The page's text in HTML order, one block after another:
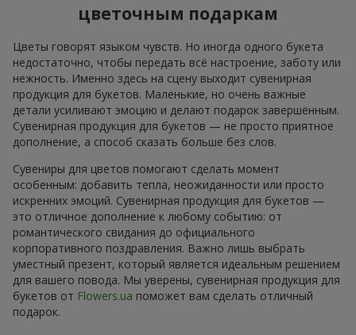
цветочным подаркам
Цветы говорят языком чувств. Но иногда одного букета
недостаточно, чтобы передать всё настроение, заботу или
нежность. Именно здесь на сцену выходит сувенирная
продукция для букетов. Маленькие, но очень важные
детали усиливают эмоцию и делают подарок завершённым.
Сувенирная продукция для букетов — не просто приятное
дополнение, а способ сказать больше без слов.
Сувениры для цветов помогают сделать момент
особенным: добавить тепла, неожиданности или просто
искренних эмоций. Сувенирная продукция для букетов —
это отличное дополнение к любому событию: от
романтического свидания до официального
корпоративного поздравления. Важно лишь выбрать
уместный презент, который является идеальным решением
для вашего повода. Мы уверены, сувенирная продукция для
букетов от Flowers.ua поможет вам сделать отличный
подарок.